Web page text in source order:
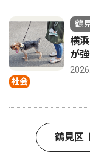
社会
鶴
横
が
鶴見区